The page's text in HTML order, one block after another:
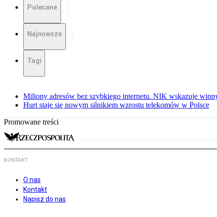
Polecane
Najnowsze
Tagi
Miliony adresów bez szybkiego internetu. NIK wskazuje
Hurt staje się nowym silnikiem wzrostu telekomów w Polsce
Promowane treści
KONTAKT
O nas
Kontakt
Napisz do nas